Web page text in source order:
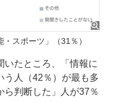
スポーツ」（31％）
いたところ、「情報に
う人（42％）が最も多
ら判断した」人が37％